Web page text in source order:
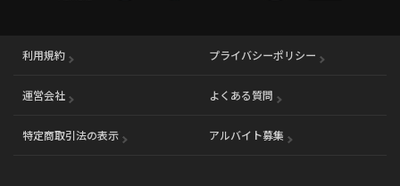
利用規約 プライバシーポリシー
運営会社 （別ウィンドウで開く） よくある質問
特定商取引法の表示 アルバイト募集 （別ウィンドウで開く